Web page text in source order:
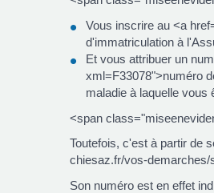
Vous inscrire au <a
d'immatriculation à
Et vous attribuer un
xml=F33078">numéro
maladie à laquelle vous
<span
Toutefois, c'est à partir de
chiesaz.fr/vos-
Son numéro est en effet